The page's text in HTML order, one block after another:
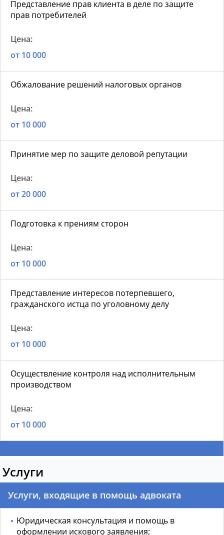
Представление прав клиента в деле по защите
прав потребителей
от 10 000
Обжалование решений налоговых органов
от 10 000
Принятие мер по защите деловой репутации
от 20 000
Подготовка к прениям сторон
от 10 000
Представление интересов потерпевшего,
гражданского истца по уголовному делу
от 10 000
Осуществление контроля над исполнительным
производством
от 10 000
Услуги
Услуги, входящие в помощь адвоката
Юридическая консультация и помощь в
оформлении искового заявления;